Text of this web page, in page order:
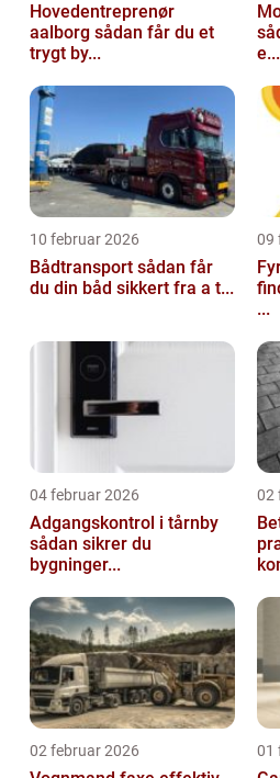
Hovedentreprenør
aalborg sådan får du et
trygt by...
e...
10 februar 2026
Bådtransport sådan får
du din båd sikkert fra a t...
09
...
04 februar 2026
Adgangskontrol i tårnby
sådan sikrer du
bygninger...
02
02 februar 2026 01